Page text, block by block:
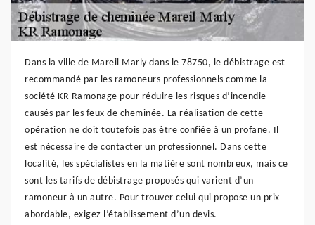
Dans la ville de Mareil Marly dans le 78750, le débistrage est
recommandé par les ramoneurs professionnels comme la
société KR Ramonage pour réduire les risques d’incendie
causés par les feux de cheminée. La réalisation de cette
opération ne doit toutefois pas être confiée à un profane. Il
est nécessaire de contacter un professionnel. Dans cette
localité, les spécialistes en la matière sont nombreux, mais ce
sont les tarifs de débistrage proposés qui varient d’un
ramoneur à un autre. Pour trouver celui qui propose un prix
abordable, exigez l’établissement d’un devis.